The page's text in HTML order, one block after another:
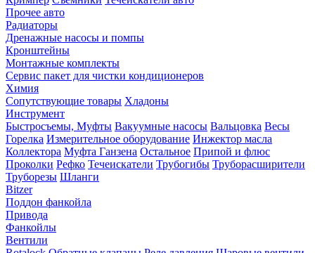
Прочее авто
Радиаторы
Дренажные насосы и помпы
Кронштейны
Монтажные комплекты
Сервис пакет для чистки кондиционеров
Химия
Сопутствующие товары Хладоны
Инструмент
Быстросъемы, Муфты Вакуумные насосы Вальцовка Весы
Горелка Измерительное оборудование Инжектор масла
Коллектора Муфта Ганзена Остальное Припой и флюс
Проколки Рефко Течеискатели Трубогибы Труборасширители
Труборезы Шланги
Bitzer
Поддон фанкойла
Привода
Фанкойлы
Вентили